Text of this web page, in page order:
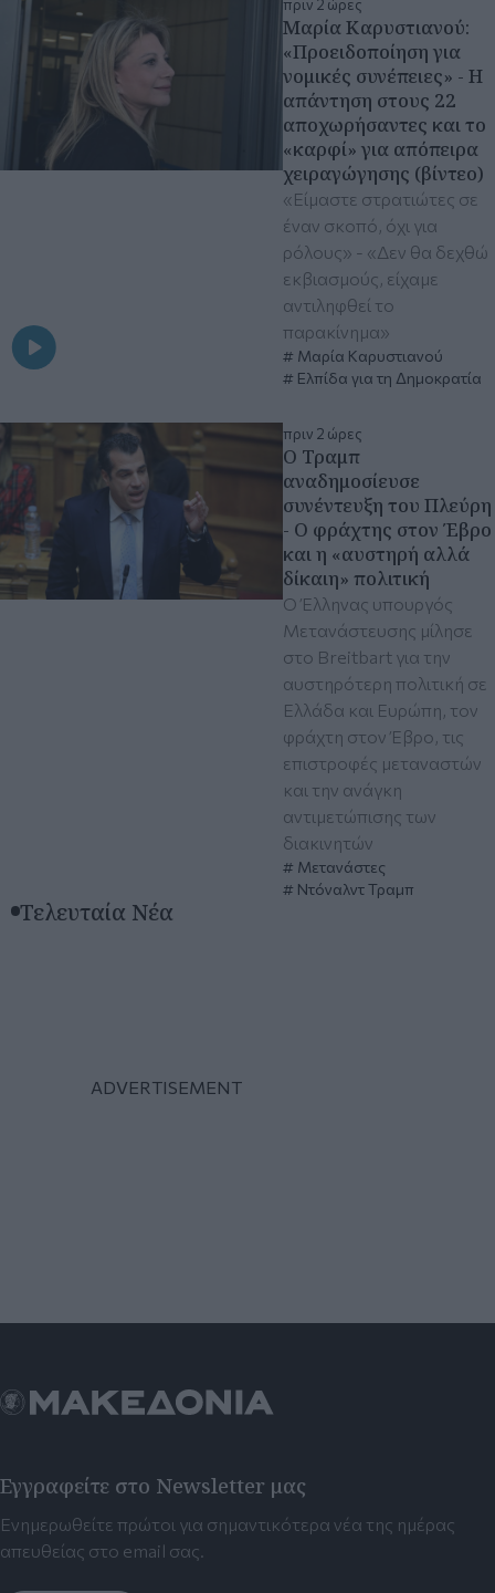
πριν 2 ώρες
Μαρία Καρυστιανού:
«Προειδοποίηση για
νομικές συνέπειες» - Η
απάντηση στους 22
αποχωρήσαντες και το
«καρφί» για απόπειρα
χειραγώγησης (βίντεο)
«Είμαστε στρατιώτες σε
έναν σκοπό, όχι για
ρόλους» - «Δεν θα δεχθώ
εκβιασμούς, είχαμε
αντιληφθεί το
παρακίνημα»
Μαρία Καρυστιανού
Ελπίδα για τη Δημοκρατία
πριν 2 ώρες
Ο Τραμπ
αναδημοσίευσε
συνέντευξη του Πλεύρη
- Ο φράχτης στον Έβρο
και η «αυστηρή αλλά
δίκαιη» πολιτική
Ο Έλληνας υπουργός
Μετανάστευσης μίλησε
στο Breitbart για την
αυστηρότερη πολιτική σε
Ελλάδα και Ευρώπη, τον
φράχτη στον Έβρο, τις
επιστροφές μεταναστών
και την ανάγκη
αντιμετώπισης των
διακινητών
Μετανάστες
Ντόναλντ Τραμπ
Τελευταία Νέα
Εγγραφείτε στο Newsletter μας
Ενημερωθείτε πρώτοι για σημαντικότερα νέα της ημέρας
απευθείας στο email σας.